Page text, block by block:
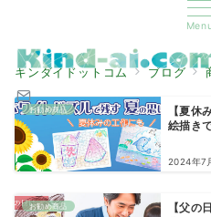
キンダイドットコム ブログ
お勧め商品
【夏休
絵描き
2024年7
お勧め商品
【父の